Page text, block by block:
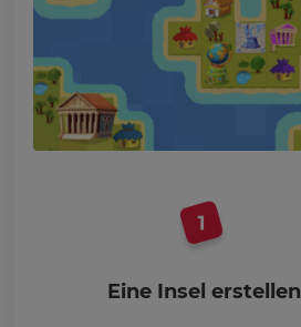
Eine Insel erstellen